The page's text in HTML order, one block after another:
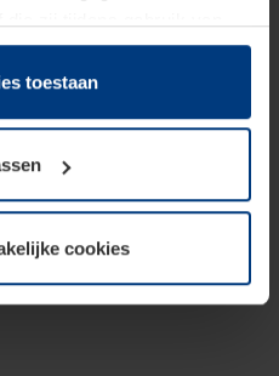
om cookies op uw
is. Voor alle andere
benodigd. Uw
bij de uitleg van de
toestaan
cookies